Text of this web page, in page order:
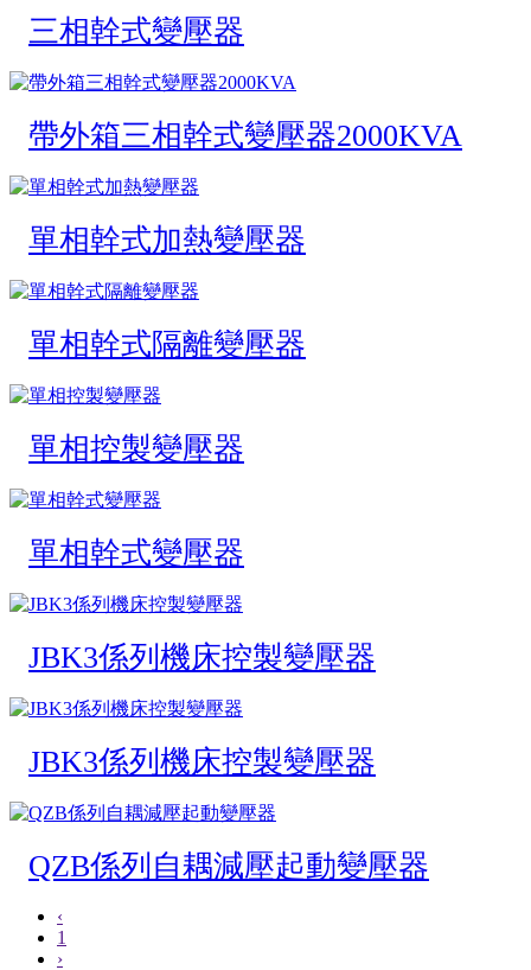
三相幹式變壓器
帶外箱三相幹式變壓器2000KVA
單相幹式加熱變壓器
單相幹式隔離變壓器
單相控製變壓器
單相幹式變壓器
JBK3係列機床控製變壓器
JBK3係列機床控製變壓器
QZB係列自耦減壓起動變壓器
‹
1
›